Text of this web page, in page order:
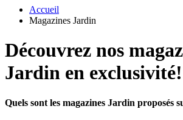
Accueil
Magazines Jardin
Découvrez nos
Jardin en exclusivité!
Quels sont les magazines Jardin proposés